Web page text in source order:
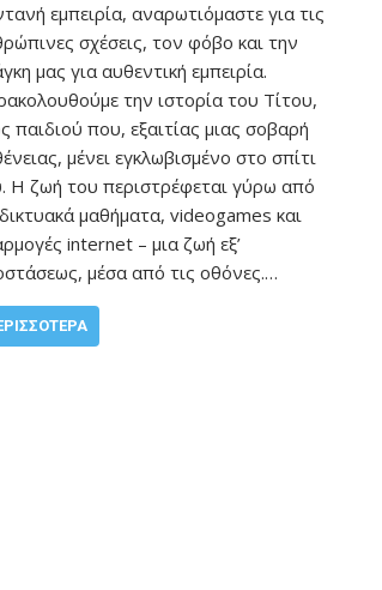
εμπειρία, αναρωτιόμαστε για τις
σχέσεις, τον φόβο και την
μας για αυθεντική εμπειρία.
την ιστορία του Τίτου,
παιδιού που, εξαιτίας μιας σοβαρή
μένει εγκλωβισμένο στο σπίτι
Η ζωή του περιστρέφεται γύρω από
μαθήματα, videogames και
internet – μια ζωή εξ’
μέσα από τις οθόνες.…